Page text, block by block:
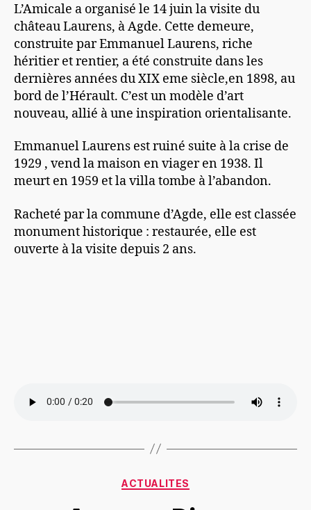
L’Amicale a organisé le 14 juin la visite du
château Laurens, à Agde. Cette demeure,
construite par Emmanuel Laurens, riche
héritier et rentier, a été construite dans les
dernières années du XIX eme siècle,en 1898, au
bord de l’Hérault. C’est un modèle d’art
nouveau, allié à une inspiration orientalisante.
Emmanuel Laurens est ruiné suite à la crise de
1929 , vend la maison en viager en 1938. Il
meurt en 1959 et la villa tombe à l’abandon.
Racheté par la commune d’Agde, elle est classée
monument historique : restaurée, elle est
ouverte à la visite depuis 2 ans.
ACTUALITES